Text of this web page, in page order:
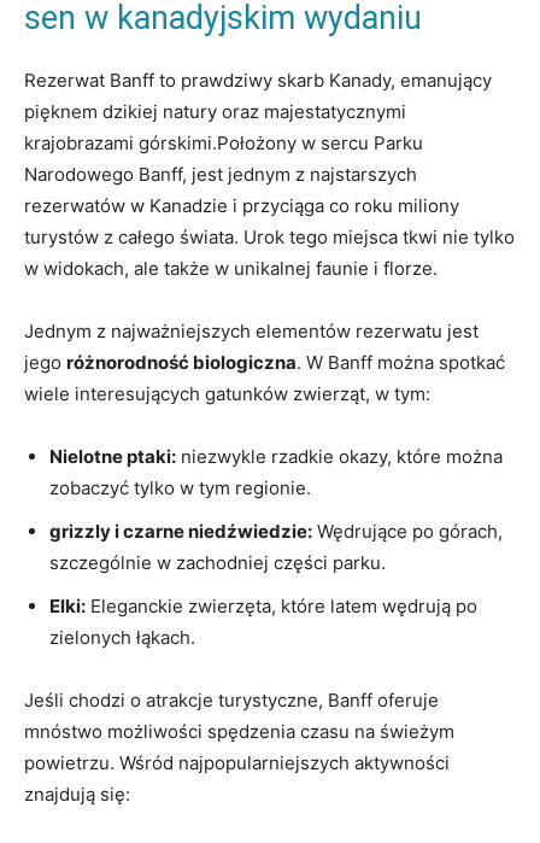
sen w kanadyjskim wydaniu
Rezerwat Banff to prawdziwy skarb Kanady, emanujący
pięknem dzikiej natury oraz majestatycznymi
krajobrazami górskimi.Położony w sercu Parku
Narodowego Banff, jest jednym z najstarszych
rezerwatów w Kanadzie i przyciąga co roku miliony
turystów z całego świata. Urok tego miejsca tkwi nie tylko
w widokach, ale także w unikalnej faunie i florze.
Jednym z najważniejszych elementów rezerwatu jest
jego różnorodność biologiczna. W Banff można spotkać
wiele interesujących gatunków zwierząt, w tym:
Nielotne ptaki: niezwykle rzadkie okazy, które można
zobaczyć tylko w tym regionie.
grizzly i czarne niedźwiedzie: Wędrujące po górach,
szczególnie w zachodniej części parku.
Elki: Eleganckie zwierzęta, które latem wędrują po
zielonych łąkach.
Jeśli chodzi o atrakcje turystyczne, Banff oferuje
mnóstwo możliwości spędzenia czasu na świeżym
powietrzu. Wśród najpopularniejszych aktywności
znajdują się: